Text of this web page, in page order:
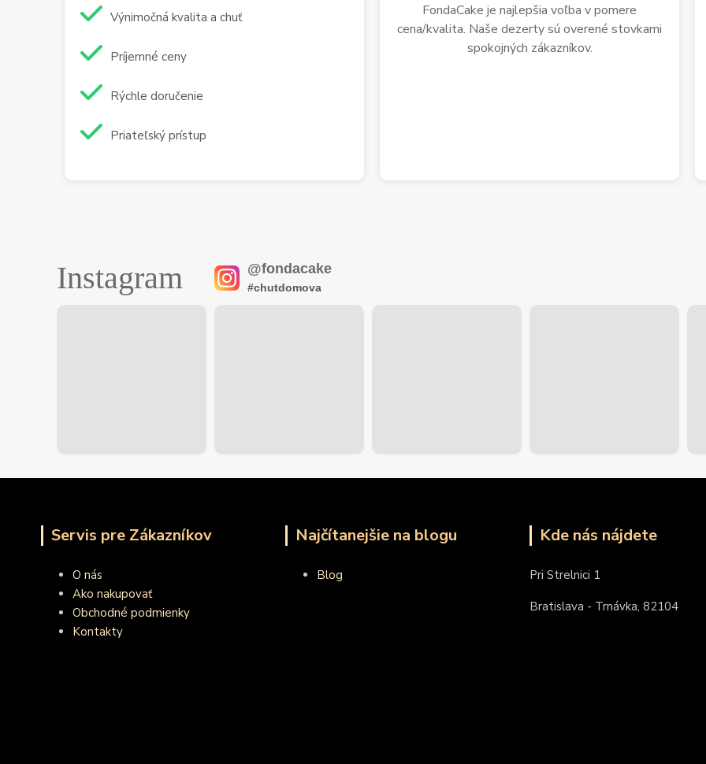
Výnimočná kvalita a chuť
Príjemné ceny
Rýchle doručenie
Priateľský prístup
FondaCake je najlepšia voľba v pomere
cena/kvalita. Naše dezerty sú overené stovkami
spokojných zákazníkov.
Instagram @fondacake
#chutdomova
Servis pre Zákazníkov
O nás
Ako nakupovať
Obchodné podmienky
Kontakty
Najčítanejšie na blogu
Blog
Kde nás nájdete
Pri Strelnici 1
Bratislava - Trnávka, 82104